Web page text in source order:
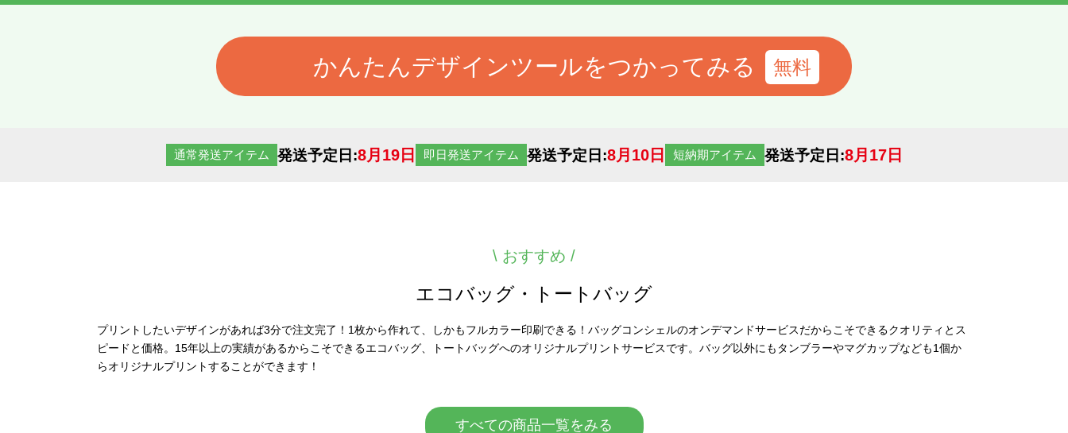
かんたんデザインツールをつかってみる
通常発送アイテム 発送予定日:8月19日 即日発送アイテム 発送予定日:8月10日 短納期アイテム 発送予定日:8月17日
\ おすすめ /
エコバッグ・トートバッグ
プリントしたいデザインがあれば3分で注文完了！1枚から作れて、しかもフルカラー印刷できる！バッグコンシェルのオンデマンドサービスだからこそできるクオリティとス
ピードと価格。15年以上の実績があるからこそできるエコバッグ、トートバッグへのオリジナルプリントサービスです。バッグ以外にもタンブラーやマグカップなども1個か
らオリジナルプリントすることができます！
すべての商品一覧をみる